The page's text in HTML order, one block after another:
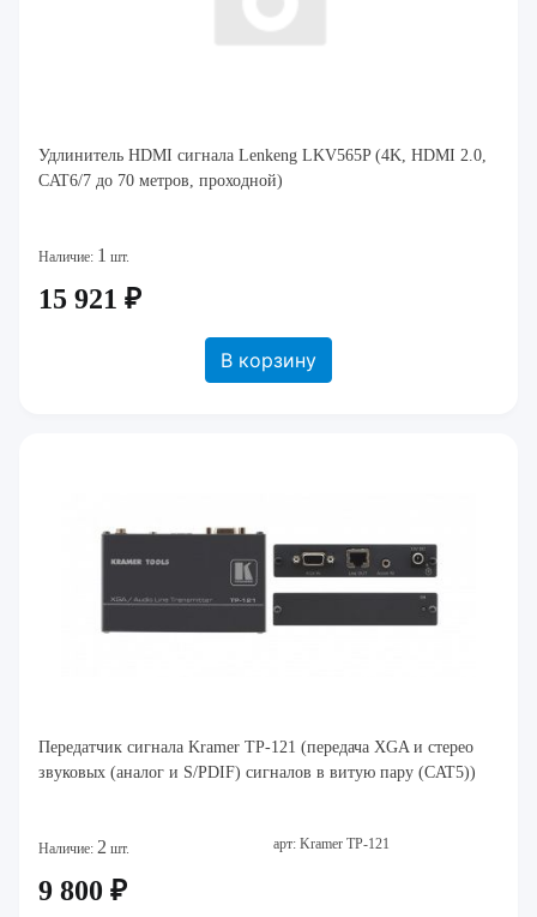
Удлинитель HDMI сигнала Lenkeng LKV565P (4K, HDMI 2.0,
CAT6/7 до 70 метров, проходной)
Наличие: 1 шт.
15 921 ₽
В корзину
Передатчик сигнала Kramer TP-121 (передача XGA и стерео
звуковых (аналог и S/PDIF) сигналов в витую пару (CAT5))
Наличие: 2 шт. арт: Kramer TP-121
9 800 ₽